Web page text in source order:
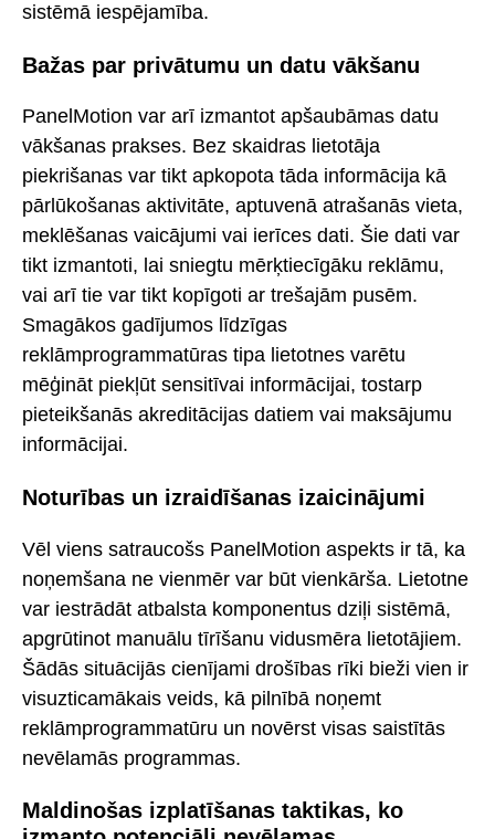
sistēmā iespējamība.
Bažas par privātumu un datu vākšanu
PanelMotion var arī izmantot apšaubāmas datu
vākšanas prakses. Bez skaidras lietotāja
piekrišanas var tikt apkopota tāda informācija kā
pārlūkošanas aktivitāte, aptuvenā atrašanās vieta,
meklēšanas vaicājumi vai ierīces dati. Šie dati var
tikt izmantoti, lai sniegtu mērķtiecīgāku reklāmu,
vai arī tie var tikt kopīgoti ar trešajām pusēm.
Smagākos gadījumos līdzīgas
reklāmprogrammatūras tipa lietotnes varētu
mēģināt piekļūt sensitīvai informācijai, tostarp
pieteikšanās akreditācijas datiem vai maksājumu
informācijai.
Noturības un izraidīšanas izaicinājumi
Vēl viens satraucošs PanelMotion aspekts ir tā, ka
noņemšana ne vienmēr var būt vienkārša. Lietotne
var iestrādāt atbalsta komponentus dziļi sistēmā,
apgrūtinot manuālu tīrīšanu vidusmēra lietotājiem.
Šādās situācijās cienījami drošības rīki bieži vien ir
visuzticamākais veids, kā pilnībā noņemt
reklāmprogrammatūru un novērst visas saistītās
nevēlamās programmas.
Maldinošas izplatīšanas taktikas, ko